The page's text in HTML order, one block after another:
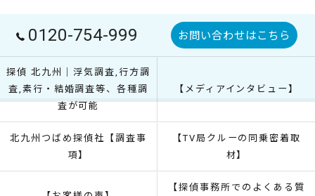
0120-754-999 お問い合わせはこちら
探偵 北九州｜浮気調査,行方調
査,素行・結婚調査等、各種調
査が可能
【メディアインタビュー】
北九州つばめ探偵社【調査事
項】
【TV局クルーの同乗密着取
材】
【探偵事務所でのよくある質